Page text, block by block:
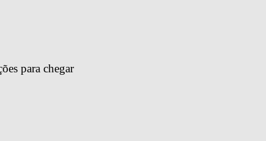
para chegar